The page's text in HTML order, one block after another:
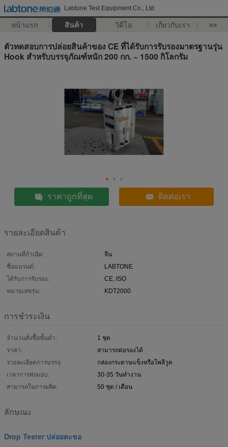
Labtone Test Equipment Co., Ltd
หน้าแรก สินค้า วิดีโอ เกี่ยวกับเรา >>
ตัวทดสอบการปล่อยสินค้าของ CE ที่ได้รับการรับรองมาตรฐานรุ่น
Hook สำหรับบรรจุภัณฑ์หนัก 200 กก. ~ 1500 กิโลกรัม
ราคาถูกที่สุด ติดต่อเรา
รายละเอียดสินค้า
สถานที่กำเนิด:
จีน
ชื่อแบรนด์:
LABTONE
ได้รับการรับรอง:
CE, ISO
หมายเลขรุ่น:
KDT2000
การชำระเงิน
จำนวนสั่งซื้อขั้นต่ำ:
1 ชุด
ราคา:
สามารถต่อรองได้
รายละเอียดการบรรจุ:
กล่องกระดาษแข็งหรือโพลีวูด
เวลาการส่งมอบ:
30-35 วันทำงาน
สามารถในการผลิต:
50 ชุด / เดือน
ลักษณะ
Drop Tester ปล่อยตะขอ